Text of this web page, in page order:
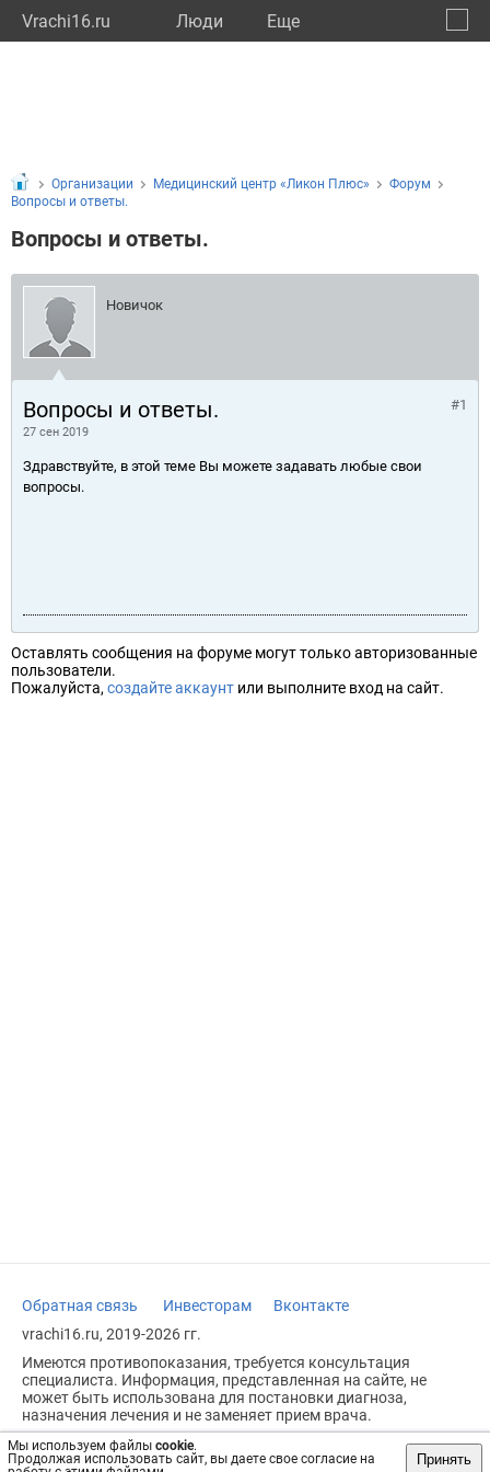
Vrachi16.ru Люди Eще
Мы используем файлы cookie.
Продолжая использовать сайт, вы даете свое согласие на
Принять
Организации Медицинский центр «Ликон Плюс»
Форум
Вопросы и ответы.
Вопросы и ответы.
Новичок
Вопросы и ответы.
27 сен 2019
#1
Здравствуйте, в этой теме Вы можете задавать любые свои
вопросы.
Оставлять сообщения на форуме могут только авторизованные
пользователи.
Пожалуйста, создайте аккаунт или выполните вход на сайт.
Обратная связь Инвесторам
Вконтакте
vrachi16.ru, 2019-2026 гг.
Имеются противопоказания, требуется консультация
специалиста. Информация, представленная на сайте, не
может быть использована для постановки диагноза,
назначения лечения и не заменяет прием врача.
Возрастное ограничение: 18+